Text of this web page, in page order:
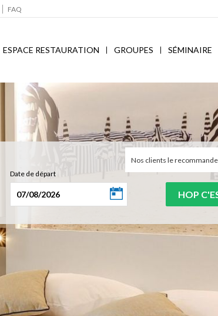
FAQ
ESPACE RESTAURATION GROUPES SÉMINAIRE
Nos clients le
Date de départ